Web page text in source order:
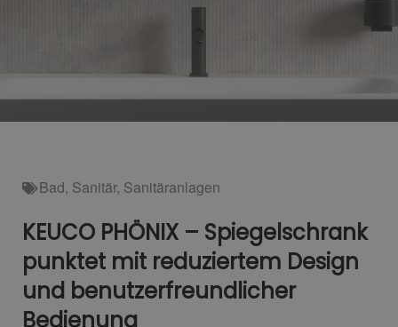
Bad, Sanitär, Sanitäranlagen
KEUCO PHÖNIX – Spiegelschrank
punktet mit reduziertem Design
und benutzerfreundlicher
Bedienung